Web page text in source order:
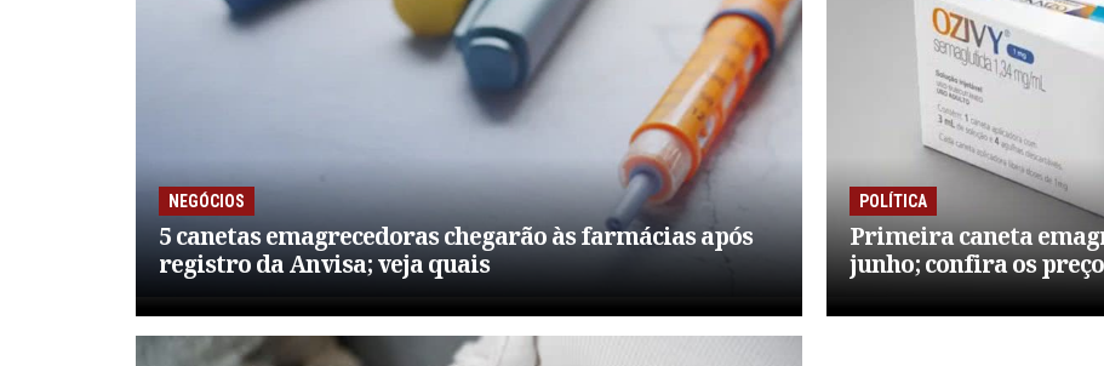
NEGÓCIOS
5 canetas emagrecedoras chegarão às farmácias após
registro da Anvisa; veja quais
POLÍTICA
Primeira caneta
junho; confira os